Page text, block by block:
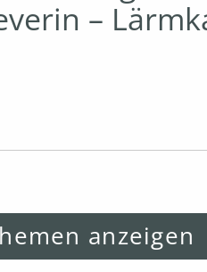
–
anzeigen